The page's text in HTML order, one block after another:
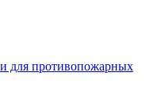
для противопожарных